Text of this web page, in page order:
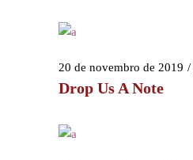
20 de novembro de 2019
Drop Us A Note